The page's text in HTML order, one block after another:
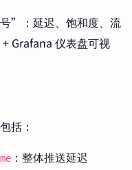
”：延迟、饱和度、流
+ Grafana 仪表盘可视
括：
：整体推送延迟